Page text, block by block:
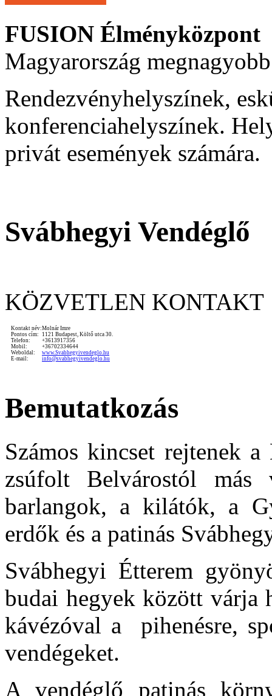
FUSION Élményközpont
Magyarország
Rendezvényhelyszínek,
konferenciahelyszínek.
privát események számára.
Svábhegyi Vendéglő
KÖZVETLEN KONTAKT
Kontakt név:Molnár Imre
Pontos cím:
1121 Budapest, Költő utca 30.
Telefon:
+3613917356
Mobil:
+36702334644
Weboldal:
www.Svabhegyivendeglo.hu
E-mail:
info@svabhegyivendeglo.hu
Bemutatkozás
Számos kincset rejtenek
zsúfolt Belvárostól
barlangok, a kilátók, a
erdők és a patinás
Svábhegyi Étterem
budai hegyek között várja
kávézóval a pihenésre,
vendégeket.
A vendéglő patinás